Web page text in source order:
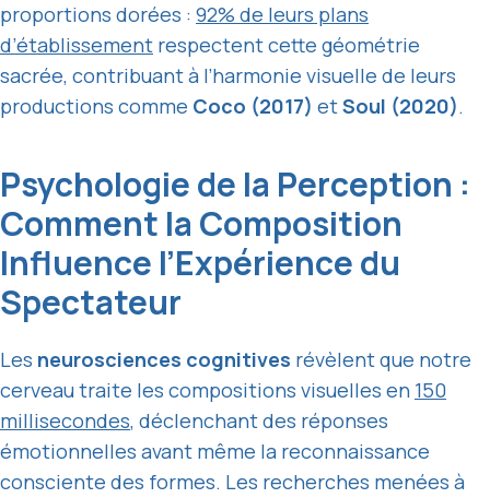
proportions dorées : 92% de leurs plans
d’établissement respectent cette géométrie
sacrée, contribuant à l’harmonie visuelle de leurs
productions comme Coco (2017) etSoul (2020).
Psychologie de la Perception :
Comment la Composition
Influence l’Expérience du
Spectateur
Les neurosciences cognitives révèlent que notre
cerveau traite les compositions visuelles en 150
millisecondes, déclenchant des réponses
émotionnelles avant même la reconnaissance
consciente des formes. Les recherches menées à